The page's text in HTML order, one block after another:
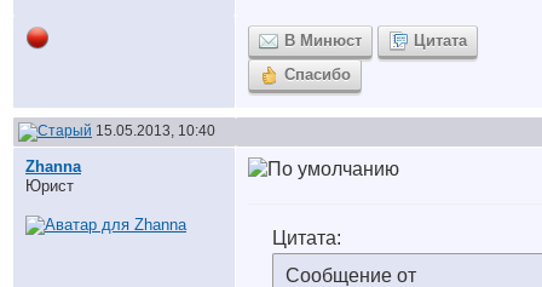
В Минюст
Цитата
Спасибо
15.05.2013, 10:40
Zhanna
Юрист
Цитата:
Сообщение от